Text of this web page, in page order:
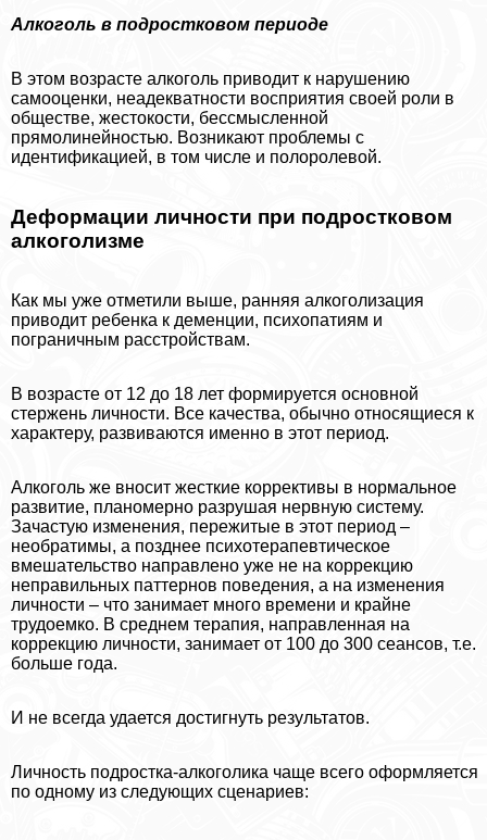
Алкоголь в подростковом периоде
В этом возрасте алкоголь приводит к нарушению
самооценки, неадекватности восприятия своей роли в
обществе, жестокости, бессмысленной
прямолинейностью. Возникают проблемы с
идентификацией, в том числе и полоролевой.
Деформации личности при подростковом
алкоголизме
Как мы уже отметили выше, ранняя алкоголизация
приводит ребенка к деменции, психопатиям и
пограничным расстройствам.
В возрасте от 12 до 18 лет формируется основной
стержень личности. Все качества, обычно относящиеся к
хаpaктеру, развиваются именно в этот период.
Алкоголь же вносит жесткие коррективы в нормальное
развитие, планомерно разрушая нервную систему.
Зачастую изменения, пережитые в этот период –
необратимы, а позднее психотерапевтическое
вмешательство направлено уже не на коррекцию
неправильных паттернов поведения, а на изменения
личности – что занимает много времени и крайне
трудоемко. В среднем терапия, направленная на
коррекцию личности, занимает от 100 до 300 сеансов, т.е.
больше года.
И не всегда удается достигнуть результатов.
Личность подростка-алкоголика чаще всего оформляется
по одному из следующих сценариев: